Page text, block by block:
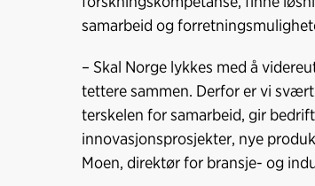
samarbeid og
– Skal Norge lykkes med å
tettere sammen. Derfor er vi
terskelen for samarbeid, gir
innovasjonsprosjekter, nye
Moen, direktør for bransje- og